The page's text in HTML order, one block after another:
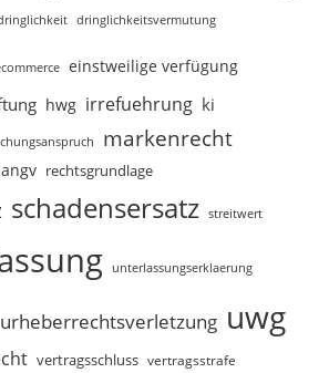
dringlichkeitsvermutung
einstweilige verfügung
hwg irrefuehrung ki
markenrecht
rechtsgrundlage
schadensersatz streitwert
unterlassungserklaerung
urheberrechtsverletzung uwg
vertragsschluss vertragsstrafe